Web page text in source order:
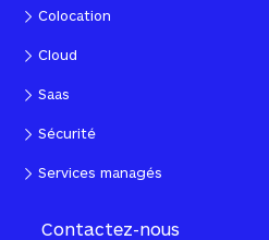
Colocation
Cloud
Saas
Sécurité
Services managés
Contactez-nous